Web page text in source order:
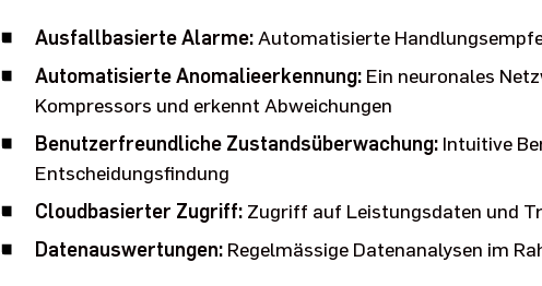
Ausfallbasierte Alarme:Automatisierte
Automatisierte Anomalieerkennung: Ein neuronales
Kompressors und erkennt Abweichungen
Benutzerfreundliche Zustandsüberwachung: Intuitive
Entscheidungsfindung
Cloudbasierter Zugriff: Zugriff auf Leistungsdaten und
Datenauswertungen: Regelmässige Datenanalysen im